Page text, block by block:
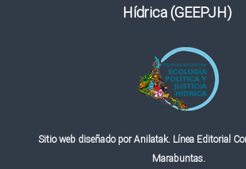
Hídrica (GEEPJH)
Sitio web diseñado por Anilatak. Línea Editorial
Marabuntas.